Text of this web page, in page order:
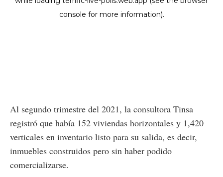
Al segundo trimestre del 2021, la consultora Tinsa
registró que había 152 viviendas horizontales y 1,420
verticales en inventario listo para su salida, es decir,
inmuebles construidos pero sin haber podido
comercializarse.